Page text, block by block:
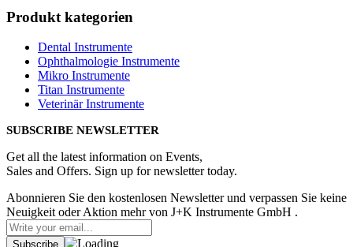
Produkt kategorien
Dental Instrumente
Ophthalmologie Instrumente
Mikro Instrumente
Titan Instrumente
Veterinär Instrumente
SUBSCRIBE NEWSLETTER
Get all the latest information on Events,
Sales and Offers. Sign up for newsletter today.
Abonnieren Sie den kostenlosen Newsletter und verpassen Sie keine
Neuigkeit oder Aktion mehr von J+K Instrumente GmbH .